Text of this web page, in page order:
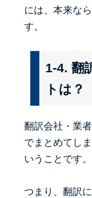
には、本来な
す。
1-4. 翻
トは？
翻訳会社・業
でまとめてし
いうことです。
つまり、翻訳